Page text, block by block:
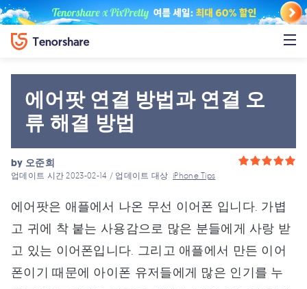
에어팟 연결 방법과 연결 오
류 해결 방법
by 오준희
업데이트 시간 2023-02-14 / 업데이트 대상iPhone Tips
에어팟은 애플에서 나온 무선 이어폰 입니다. 가볍
고 귀에 착 붙는 사용감으로 많은 분들에게 사랑 받
고 있는 이어폰입니다. 그리고 애플에서 만든 이어
폰이기 때문에 아이폰 유저들에게 많은 인기를 누